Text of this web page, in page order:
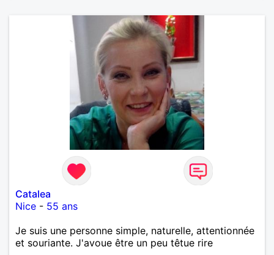
Catalea
Nice - 55 ans
Je suis une personne simple, naturelle, attentionnée
et souriante. J'avoue être un peu têtue rire